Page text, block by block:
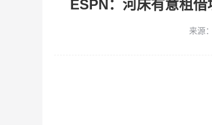
ESPN：河床有意租
来源